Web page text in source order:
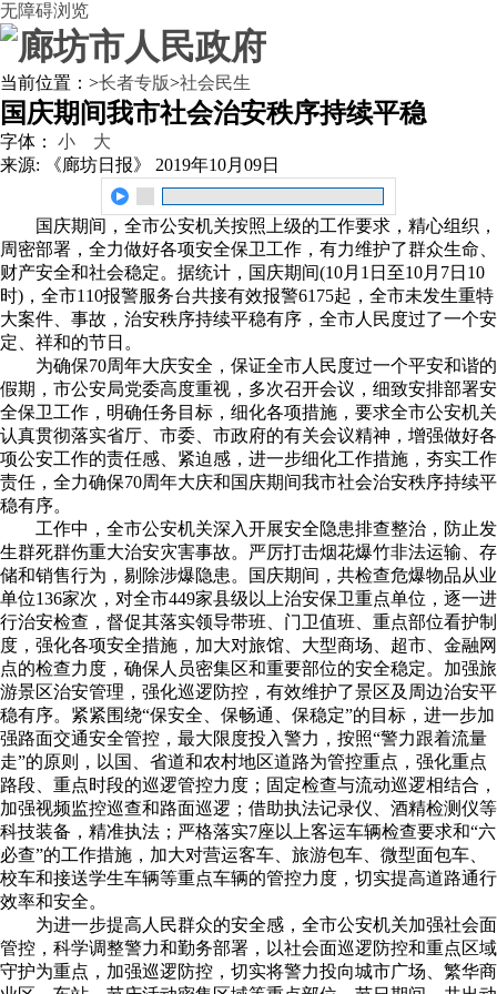
无障碍浏览
当前位置： >长者专版>社会民生
国庆期间我市社会治安秩序持续平稳
字体： 小
大
来源: 《廊坊日报》
2019年10月09日
国庆期间，全市公安机关按照上级的工作要求，精心组织，
周密部署，全力做好各项安全保卫工作，有力维护了群众生命、
财产安全和社会稳定。据统计，国庆期间(10月1日至10月7日10
时)，全市110报警服务台共接有效报警6175起，全市未发生重特
大案件、事故，治安秩序持续平稳有序，全市人民度过了一个安
定、祥和的节日。
为确保70周年大庆安全，保证全市人民度过一个平安和谐的
假期，市公安局党委高度重视，多次召开会议，细致安排部署安
全保卫工作，明确任务目标，细化各项措施，要求全市公安机关
认真贯彻落实省厅、市委、市政府的有关会议精神，增强做好各
项公安工作的责任感、紧迫感，进一步细化工作措施，夯实工作
责任，全力确保70周年大庆和国庆期间我市社会治安秩序持续平
稳有序。
工作中，全市公安机关深入开展安全隐患排查整治，防止发
生群死群伤重大治安灾害事故。严厉打击烟花爆竹非法运输、存
储和销售行为，剔除涉爆隐患。国庆期间，共检查危爆物品从业
单位136家次，对全市449家县级以上治安保卫重点单位，逐一进
行治安检查，督促其落实领导带班、门卫值班、重点部位看护制
度，强化各项安全措施，加大对旅馆、大型商场、超市、金融网
点的检查力度，确保人员密集区和重要部位的安全稳定。加强旅
游景区治安管理，强化巡逻防控，有效维护了景区及周边治安平
稳有序。紧紧围绕“保安全、保畅通、保稳定”的目标，进一步加
强路面交通安全管控，最大限度投入警力，按照“警力跟着流量
走”的原则，以国、省道和农村地区道路为管控重点，强化重点
路段、重点时段的巡逻管控力度；固定检查与流动巡逻相结合，
加强视频监控巡查和路面巡逻；借助执法记录仪、酒精检测仪等
科技装备，精准执法；严格落实7座以上客运车辆检查要求和“六
必查”的工作措施，加大对营运客车、旅游包车、微型面包车、
校车和接送学生车辆等重点车辆的管控力度，切实提高道路通行
效率和安全。
为进一步提高人民群众的安全感，全市公安机关加强社会面
管控，科学调整警力和勤务部署，以社会面巡逻防控和重点区域
守护为重点，加强巡逻防控，切实将警力投向城市广场、繁华商